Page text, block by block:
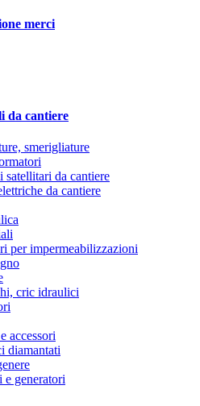
merci
da cantiere
smerigliature
satellitari da cantiere
da cantiere
per impermeabilizzazioni
cric idraulici
accessori
diamantati
e generatori